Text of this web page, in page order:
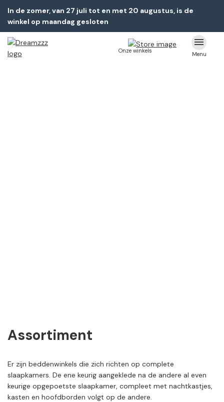
In de zomer, van 27 juli tot en met 20 augustus, is de
winkel op maandag gesloten
Onze winkels Menu
Assortiment
Er zijn beddenwinkels die zich richten op complete
slaapkamers. De ene keurig aangeklede na de andere al even
keurige opgepoetste slaapkamer, compleet met nachtkastjes,
kasten en hoofdborden volgt op de andere.